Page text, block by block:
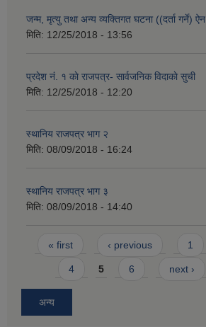
जन्म, मृत्यु तथा अन्य व्यक्तिगत घटना ((दर्ता गर्ने) ऐन
मिति: 12/25/2018 - 13:56
प्रदेश नं. १ काे राजपत्र- सार्वजनिक विदाकाे सुची
मिति: 12/25/2018 - 12:20
स्थानिय राजपत्र भाग २
मिति: 08/09/2018 - 16:24
स्थानिय राजपत्र भाग ३
मिति: 08/09/2018 - 14:40
Pages
« first ‹ previous 1
4 5 6 next ›
अन्य